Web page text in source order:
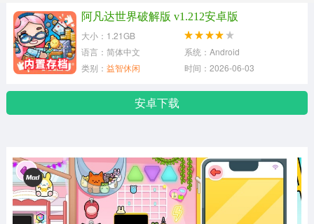
冒险解谜
体育竞技
阿凡达世界破解版 v1.212安卓版
大小：1.21GB
语言：简体中文
系统：Android
类别： 益智休闲 时间：2026-06-03
安卓下载